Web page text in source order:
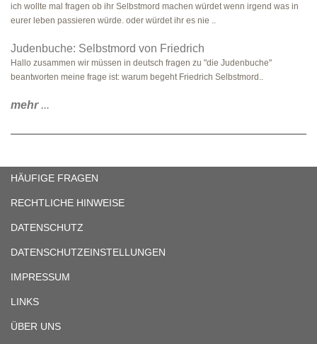
ich wollte mal fragen ob ihr Selbstmord machen würdet wenn irgend was in
eurer leben passieren würde. oder würdet ihr es nie ..
Judenbuche: Selbstmord von Friedrich
Hallo zusammen wir müssen in deutsch fragen zu "die Judenbuche"
beantworten meine frage ist: warum begeht Friedrich Selbstmord..
mehr...
HÄUFIGE FRAGEN
RECHTLICHE HINWEISE
DATENSCHUTZ
DATENSCHUTZEINSTELLUNGEN
IMPRESSUM
LINKS
ÜBER UNS